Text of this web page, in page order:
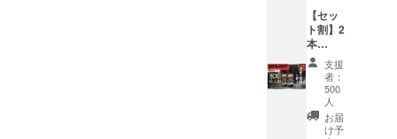
ネル拭
き上
げ、掃
除機）
対象箇
所：タ
イヤホ
イー
ル、塗
工動画
を撮影
し編集
したも
のをお
渡し致
しま
す。 ☆
施工内
時、必
ず備考
欄に掲
載をご
希望さ
れるお
名前
（企業
名）、
前、
URL、
紹介文
を365日
間掲載
させて
いただ
きま
す。
【セッ
ト割】2
本
30%OF
F（限定
500セッ
ト） セ
ンス
アール
支援
者：
500
人
お届
け予